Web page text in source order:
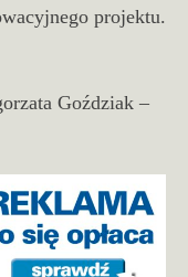
projektu.
Goździak –